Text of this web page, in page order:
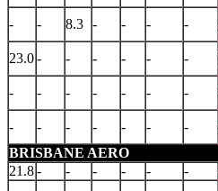
- - 8.3 - - - -
23.0- - - - - -
- - - - - - -
- - - - - - -
BRISBANE AERO
21.8- - - - - -